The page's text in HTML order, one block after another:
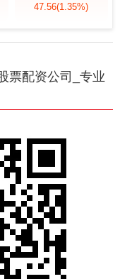
47.56(1.35%)
票配资公司_专业